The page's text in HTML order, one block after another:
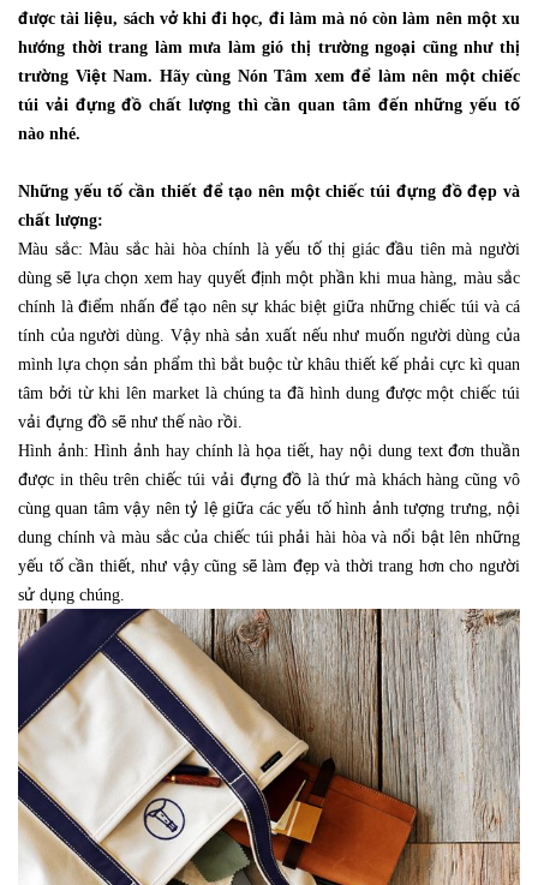
được tài liệu, sách vở khi đi học, đi làm mà nó còn làm nên một xu
hướng thời trang làm mưa làm gió thị trường ngoại cũng như thị
trường Việt Nam. Hãy cùng Nón Tâm xem để làm nên một chiếc
túi vải đựng đồ chất lượng thì cần quan tâm đến những yếu tố
nào nhé.
Những yếu tố cần thiết để tạo nên một chiếc túi đựng đồ đẹp và
chất lượng:
Màu sắc: Màu sắc hài hòa chính là yếu tố thị giác đầu tiên mà người
dùng sẽ lựa chọn xem hay quyết định một phần khi mua hàng, màu sắc
chính là điểm nhấn để tạo nên sự khác biệt giữa những chiếc túi và cá
tính của người dùng. Vậy nhà sản xuất nếu như muốn người dùng của
mình lựa chọn sản phẩm thì bắt buộc từ khâu thiết kế phải cực kì quan
tâm bởi từ khi lên market là chúng ta đã hình dung được một chiếc túi
vải đựng đồ sẽ như thế nào rồi.
Hình ảnh: Hình ảnh hay chính là họa tiết, hay nội dung text đơn thuần
được in thêu trên chiếc túi vải đựng đồ là thứ mà khách hàng cũng vô
cùng quan tâm vậy nên tỷ lệ giữa các yếu tố hình ảnh tượng trưng, nội
dung chính và màu sắc của chiếc túi phải hài hòa và nổi bật lên những
yếu tố cần thiết, như vậy cũng sẽ làm đẹp và thời trang hơn cho người
sử dụng chúng.